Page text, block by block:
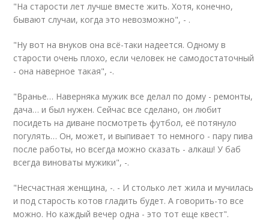
"На старости лет лучше вместе жить. Хотя, конечно,
бывают случаи, когда это невозможно", - .
"Ну вот на внуков она всё-таки надеется. Одному в
старости очень плохо, если человек не самодостаточный
- она наверное такая", -.
"Вранье… Наверняка мужик все делал по дому - ремонты,
дача… и был нужен. Сейчас все сделано, он любит
посидеть на диване посмотреть футбол, её потянуло
погулять… Он, может, и выпивает то немного - пару пива
после работы, но всегда можно сказать - алкаш! У баб
всегда виноваты мужики", -.
"Несчастная женщина, -. - И столько лет жила и мучилась
и под старость котов гладить будет. А говорить-то все
можно. Но каждый вечер одна - это тот еще квест".